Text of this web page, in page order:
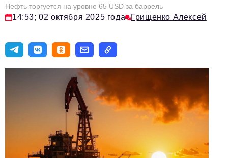
Юридический практикум
Туризм
Авторские материалы
Нефть торгуется на уровне 65 USD за баррель
14:53; 02 октября 2025 года Грищенко Алексей